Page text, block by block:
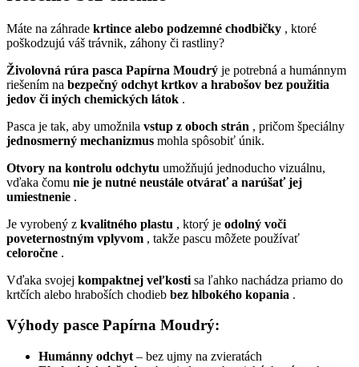
Máte na záhrade krtince alebo podzemné chodbičky , ktoré
poškodzujú váš trávnik, záhony či rastliny?
Živolovná rúra pasca Papírna Moudrý je potrebná a humánnym
riešením na bezpečný odchyt krtkov a hrabošov bez použitia
jedov či iných chemických látok .
Pasca je tak, aby umožnila vstup z oboch strán , pričom špeciálny
jednosmerný mechanizmus mohla spôsobiť únik.
Otvory na kontrolu odchytu umožňujú jednoducho vizuálnu,
vďaka čomu nie je nutné neustále otvárať a narúšať jej
umiestnenie .
Je vyrobený z kvalitného plastu , ktorý je odolný voči
poveternostným vplyvom , takže pascu môžete používať
celoročne .
Vďaka svojej kompaktnej veľkosti sa ľahko nachádza priamo do
krtčích alebo hraboších chodieb bez hlbokého kopania .
Výhody pasce Papírna Moudrý:
Humánny odchyt – bez ujmy na zvieratách